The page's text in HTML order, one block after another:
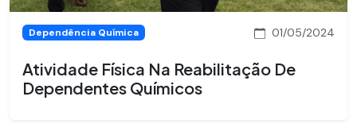
Dependência Química 01/05/2024
Atividade Física Na Reabilitação De
Dependentes Químicos